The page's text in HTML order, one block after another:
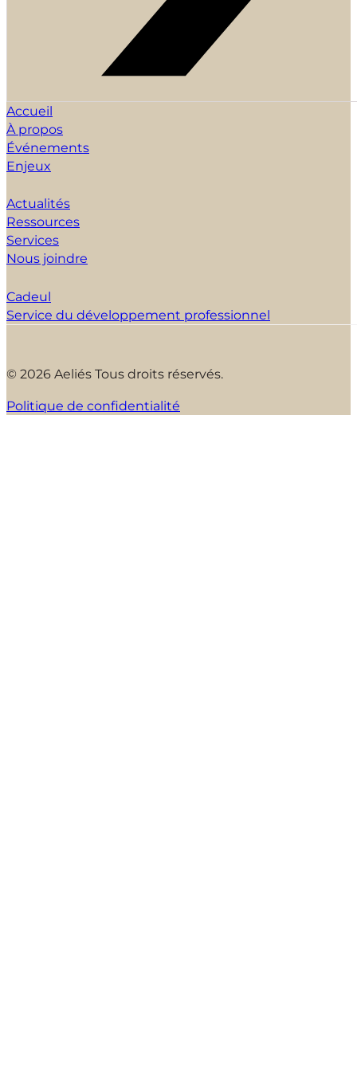
Accueil
À propos
Événements
Enjeux
Actualités
Ressources
Services
Nous joindre
Cadeul
Service du développement professionnel
© 2026 Aeliés Tous droits réservés.
Politique de confidentialité